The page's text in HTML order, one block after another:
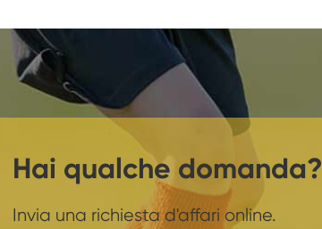
Hai qualche domanda?
Invia una richiesta d'affari online.